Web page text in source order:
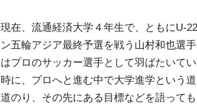
現在、流通経済大学４年生で、ともにU-
ン五輪アジア最終予選を戦う山村和也選
はプロのサッカー選手として羽ばたいて
時に、プロへと進む中で大学進学という
道のり、その先にある目標などを語っても
ふくらはぎの張
ジュニアレッグ